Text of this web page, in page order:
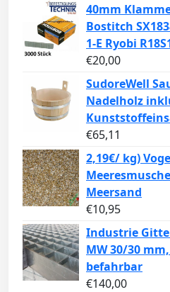
40mm
Bostitch
1-E Ryobi
€20,00
SudoreWell
Nadelholz
€65,11
2,19€/ kg)
Meersand
€10,95
Industrie
MW 30/30
befahrbar
€140,00